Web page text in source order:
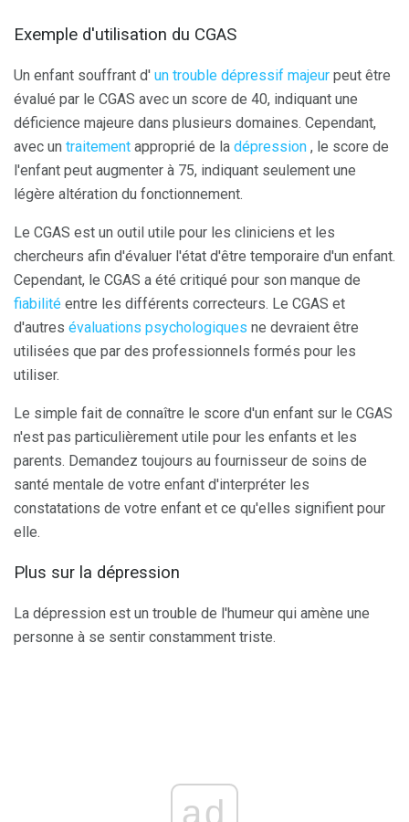
Exemple d'utilisation du CGAS
Un enfant souffrant d' un trouble dépressif majeur peut être
évalué par le CGAS avec un score de 40, indiquant une
déficience majeure dans plusieurs domaines. Cependant,
avec un traitement approprié de la dépression , le score de
l'enfant peut augmenter à 75, indiquant seulement une
légère altération du fonctionnement.
Le CGAS est un outil utile pour les cliniciens et les
chercheurs afin d'évaluer l'état d'être temporaire d'un enfant.
Cependant, le CGAS a été critiqué pour son manque de
fiabilité entre les différents correcteurs. Le CGAS et
d'autres évaluations psychologiques ne devraient être
utilisées que par des professionnels formés pour les
utiliser.
Le simple fait de connaître le score d'un enfant sur le CGAS
n'est pas particulièrement utile pour les enfants et les
parents. Demandez toujours au fournisseur de soins de
santé mentale de votre enfant d'interpréter les
constatations de votre enfant et ce qu'elles signifient pour
elle.
Plus sur la dépression
La dépression est un trouble de l'humeur qui amène une
personne à se sentir constamment triste.
ad